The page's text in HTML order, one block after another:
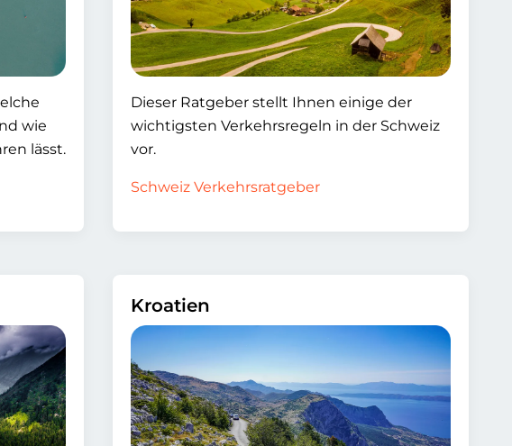
wie
lässt.
Dieser Ratgeber stellt Ihnen einige der
wichtigsten Verkehrsregeln in der Schweiz
vor.
Schweiz Verkehrsratgeber
Kroatien